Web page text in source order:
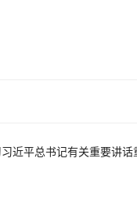
近平总书记有关重要讲